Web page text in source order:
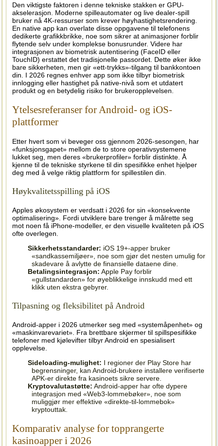
Den viktigste faktoren i denne tekniske stakken er GPU-
akselerasjon. Moderne spilleautomater og live dealer-spill
bruker nå 4K-ressurser som krever høyhastighetsrendering.
En native app kan overlate disse oppgavene til telefonens
dedikerte grafikkbrikke, noe som sikrer at animasjoner forblir
flytende selv under komplekse bonusrunder. Videre har
integrasjonen av biometrisk autentisering (FaceID eller
TouchID) erstattet det tradisjonelle passordet. Dette øker ikke
bare sikkerheten, men gir «ett-trykks»-tilgang til bankkontoen
din. I 2026 regnes enhver app som ikke tilbyr biometrisk
innlogging eller hastighet på native-nivå som et utdatert
produkt og en betydelig risiko for brukeropplevelsen.
Ytelsesreferanser for Android- og iOS-
plattformer
Etter hvert som vi beveger oss gjennom 2026-sesongen, har
«funksjonsgapet» mellom de to store operativsystemene
lukket seg, men deres «brukerprofiler» forblir distinkte. Å
kjenne til de tekniske styrkene til din spesifikke enhet hjelper
deg med å velge riktig plattform for spillestilen din.
Høykvalitetsspilling på iOS
Apples økosystem er verdsatt i 2026 for sin «konsekvente
optimalisering». Fordi utviklere bare trenger å målrette seg
mot noen få iPhone-modeller, er den visuelle kvaliteten på iOS
ofte overlegen.
Sikkerhetsstandarder: iOS 19+-apper bruker
«sandkassemiljøer», noe som gjør det nesten umulig for
skadevare å avlytte de finansielle dataene dine.
Betalingsintegrasjon: Apple Pay forblir
«gullstandarden» for øyeblikkelige innskudd med ett
klikk uten ekstra gebyrer.
Tilpasning og fleksibilitet på Android
Android-apper i 2026 utmerker seg med «systemåpenhet» og
«maskinvarevariet». Fra brettbare skjermer til spillspesifikke
telefoner med kjølevifter tilbyr Android en spesialisert
opplevelse.
Sideloading-mulighet: I regioner der Play Store har
begrensninger, kan Android-brukere installere verifiserte
APK-er direkte fra kasinoets sikre servere.
Kryptovalutastøtte: Android-apper har ofte dypere
integrasjon med «Web3-lommebøker», noe som
muliggjør mer effektive «direkte-til-lommebok»
kryptouttak.
Komparativ analyse for topprangerte
kasinoapper i 2026